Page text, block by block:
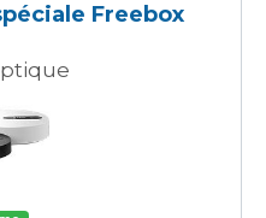
Freebox